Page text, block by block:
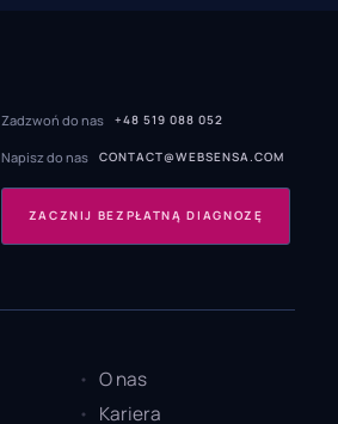
Zadzwoń do nas +48 519 088 052
Napisz do nas CONTACT@WEBSENSA.COM
ZACZNIJ BEZPŁATNĄ DIAGNOZĘ
O nas
Kariera